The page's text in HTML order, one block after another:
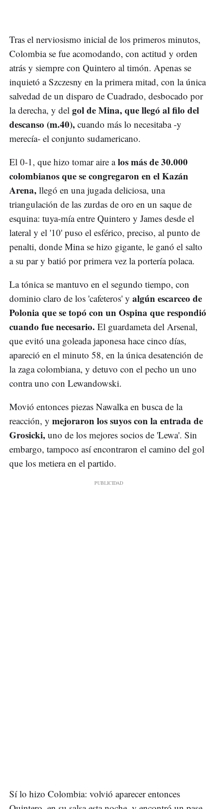
Tras el nerviosismo inicial de los primeros minutos,
Colombia se fue acomodando, con actitud y orden
atrás y siempre con Quintero al timón. Apenas se
inquietó a Szczesny en la primera mitad, con la única
salvedad de un disparo de Cuadrado, desbocado por
la derecha, y del gol de Mina, que llegó al filo del
descanso (m.40), cuando más lo necesitaba -y
merecía- el conjunto sudamericano.
El 0-1, que hizo tomar aire alos más de 30.000
colombianos que se congregaron en el Kazán
Arena, llegó en una jugada deliciosa, una
triangulación de las zurdas de oro en un saque de
esquina: tuya-mía entre Quintero y James desde el
lateral y el '10' puso el esférico, preciso, al punto de
penalti, donde Mina se hizo gigante, le ganó el salto
a su par y batió por primera vez la portería polaca.
La tónica se mantuvo en el segundo tiempo, con
dominio claro de los 'cafeteros' y algún escarceo de
Polonia que se topó con un Ospina que respondió
cuando fue necesario. El guardameta del Arsenal,
que evitó una goleada japonesa hace cinco días,
apareció en el minuto 58, en la única desatención de
la zaga colombiana, y detuvo con el pecho un uno
contra uno con Lewandowski.
Movió entonces piezas Nawalka en busca de la
reacción, y mejoraron los suyos con la entrada de
Grosicki, uno de los mejores socios de 'Lewa'. Sin
embargo, tampoco así encontraron el camino del gol
que los metiera en el partido.
Sí lo hizo Colombia: volvió aparecer entonces